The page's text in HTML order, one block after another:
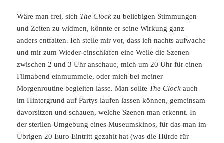
Wäre man frei, sich The Clock zu beliebigen Stimmungen
und Zeiten zu widmen, könnte er seine Wirkung ganz
anders entfalten. Ich stelle mir vor, dass ich nachts aufwache
und mir zum Wieder-einschlafen eine Weile die Szenen
zwischen 2 und 3 Uhr anschaue, mich um 20 Uhr für einen
Filmabend einmummele, oder mich bei meiner
Morgenroutine begleiten lasse. Man sollte The Clock auch
im Hintergrund auf Partys laufen lassen können, gemeinsam
davorsitzen und schauen, welche Szenen man erkennt. In
der sterilen Umgebung eines Museumskinos, für das man im
Übrigen 20 Euro Eintritt gezahlt hat (was die Hürde für